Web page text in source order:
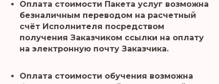
Оплата стоимости Пакета услуг возможна
безналичным переводом на расчетный
счёт Исполнителя посредством
получения Заказчиком ссылки на оплату
на электронную почту Заказчика.
Оплата стоимости обучения возможна